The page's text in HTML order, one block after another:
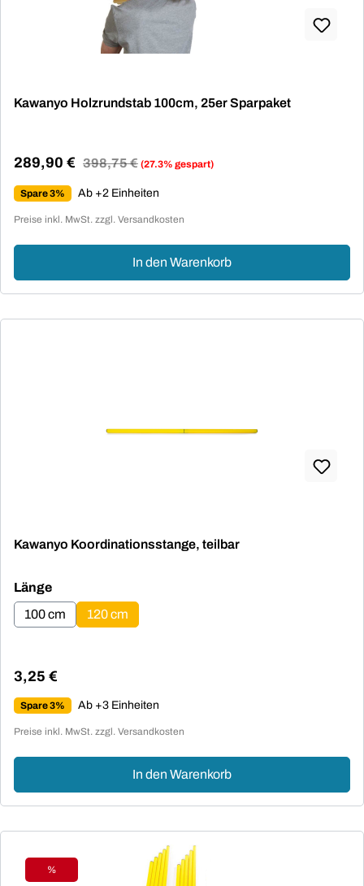
Kawanyo Holzrundstab 100cm, 25er Sparpaket
Verkaufspreis:
289,90 € Regulärer Preis:
398,75 € (27.3% gespart)
Spare 3% Ab +2 Einheiten
Preise inkl. MwSt. zzgl. Versandkosten
In den Warenkorb
Kawanyo Koordinationsstange, teilbar
Längeauswählen
100 cm
120 cm
Regulärer Preis:
3,25 €
Spare 3% Ab +3 Einheiten
Preise inkl. MwSt. zzgl. Versandkosten
In den Warenkorb
Rabatt
%